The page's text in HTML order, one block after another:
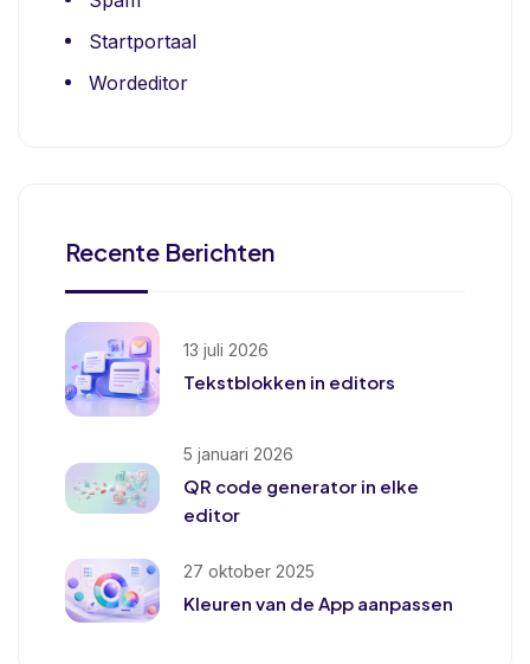
Startportaal
Wordeditor
Recente Berichten
13 juli 2026
Tekstblokken in editors
5 januari 2026
QR code generator in elke
editor
27 oktober 2025
Kleuren van de App aanpassen